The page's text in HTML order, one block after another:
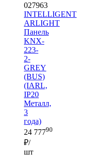
027963
INTELLIGENT
ARLIGHT
Панель
KNX-
223-
2-
GREY
(BUS)
(IARL,
IP20
Металл,
3
года)
24 77790
₽/
шт